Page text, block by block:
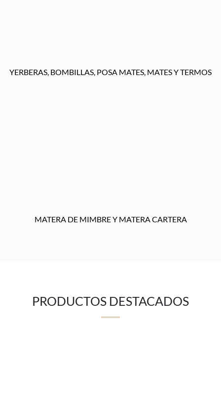
YERBERAS, BOMBILLAS, POSA MATES, MATES Y TERMOS
MATERA DE MIMBRE Y MATERA CARTERA
PRODUCTOS DESTACADOS